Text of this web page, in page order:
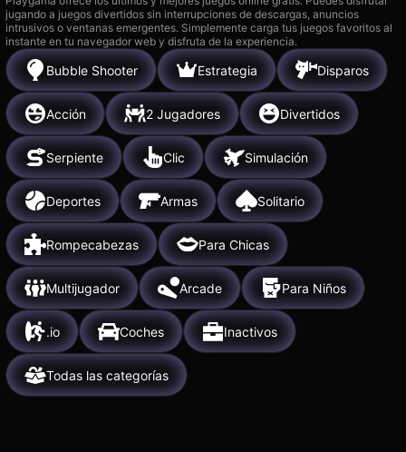
jugando a juegos divertidos sin interrupciones de descargas, anuncios
intrusivos o ventanas emergentes. Simplemente carga tus juegos favoritos al
instante en tu navegador web y disfruta de la experiencia.
Bubble Shooter Estrategia Disparos
Acción 2 Jugadores Divertidos
Serpiente Clic Simulación
Deportes Armas Solitario
Rompecabezas Para Chicas
Multijugador Arcade Para Niños
.io Coches Inactivos
Todas las categorías